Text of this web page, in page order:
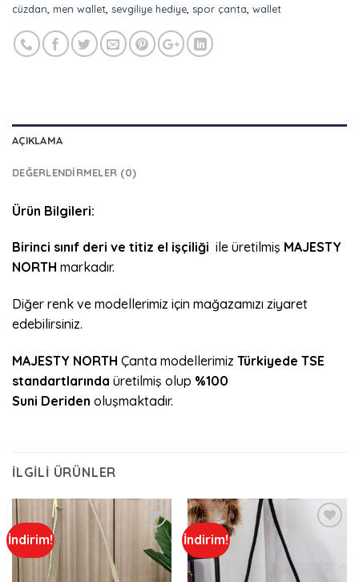
cüzdan men wallet sevgiliye hediye spor çanta wallet
AÇIKLAMA
DEĞERLENDIRMELER (0)
Ürün Bilgileri:
Birinci sınıf deri ve titiz el işçiliği ile üretilmiş MAJESTY
NORTH markadır.
Diğer renk ve modellerimiz için mağazamızı ziyaret
edebilirsiniz.
MAJESTY NORTH Çanta modellerimiz Türkiyede TSE
standartlarında üretilmiş olup %100
Suni Deriden oluşmaktadır.
İLGILI ÜRÜNLER
İndirim!
Add to
wishlist
İndirim!